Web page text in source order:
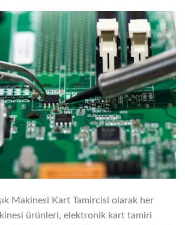
Makinesi Kart Tamircisi olarak her
ürünleri, elektronik kart tamiri